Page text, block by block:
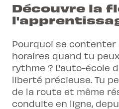
Découvre la
Pourquoi se
horaires quand tu
rythme ? L'auto-école
liberté précieuse. Tu
de la route et même
conduite en ligne,